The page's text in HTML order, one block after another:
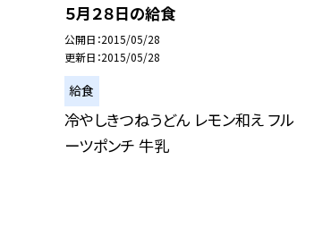
５月２８日の給食
公開日 2015/05/28
更新日 2015/05/28
給食
冷やしきつねうどん レモン和え フル
ーツポンチ 牛乳